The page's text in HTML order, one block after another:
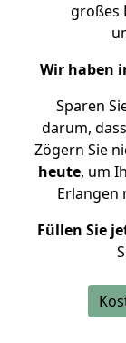
großes
Wir haben
Sparen
darum,
Zögern Sie
heute, um
Erlangen
Füllen Sie